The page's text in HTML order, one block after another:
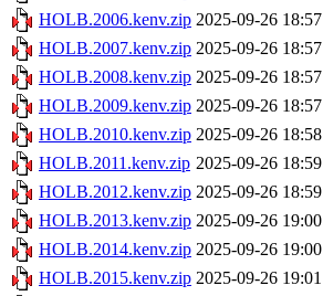
HOLB.2006.kenv.zip 2025-09-26 18:57
HOLB.2007.kenv.zip 2025-09-26 18:57
HOLB.2008.kenv.zip 2025-09-26 18:57
HOLB.2009.kenv.zip 2025-09-26 18:57
HOLB.2010.kenv.zip 2025-09-26 18:58
HOLB.2011.kenv.zip 2025-09-26 18:59
HOLB.2012.kenv.zip 2025-09-26 18:59
HOLB.2013.kenv.zip 2025-09-26 19:00
HOLB.2014.kenv.zip 2025-09-26 19:00
HOLB.2015.kenv.zip 2025-09-26 19:01